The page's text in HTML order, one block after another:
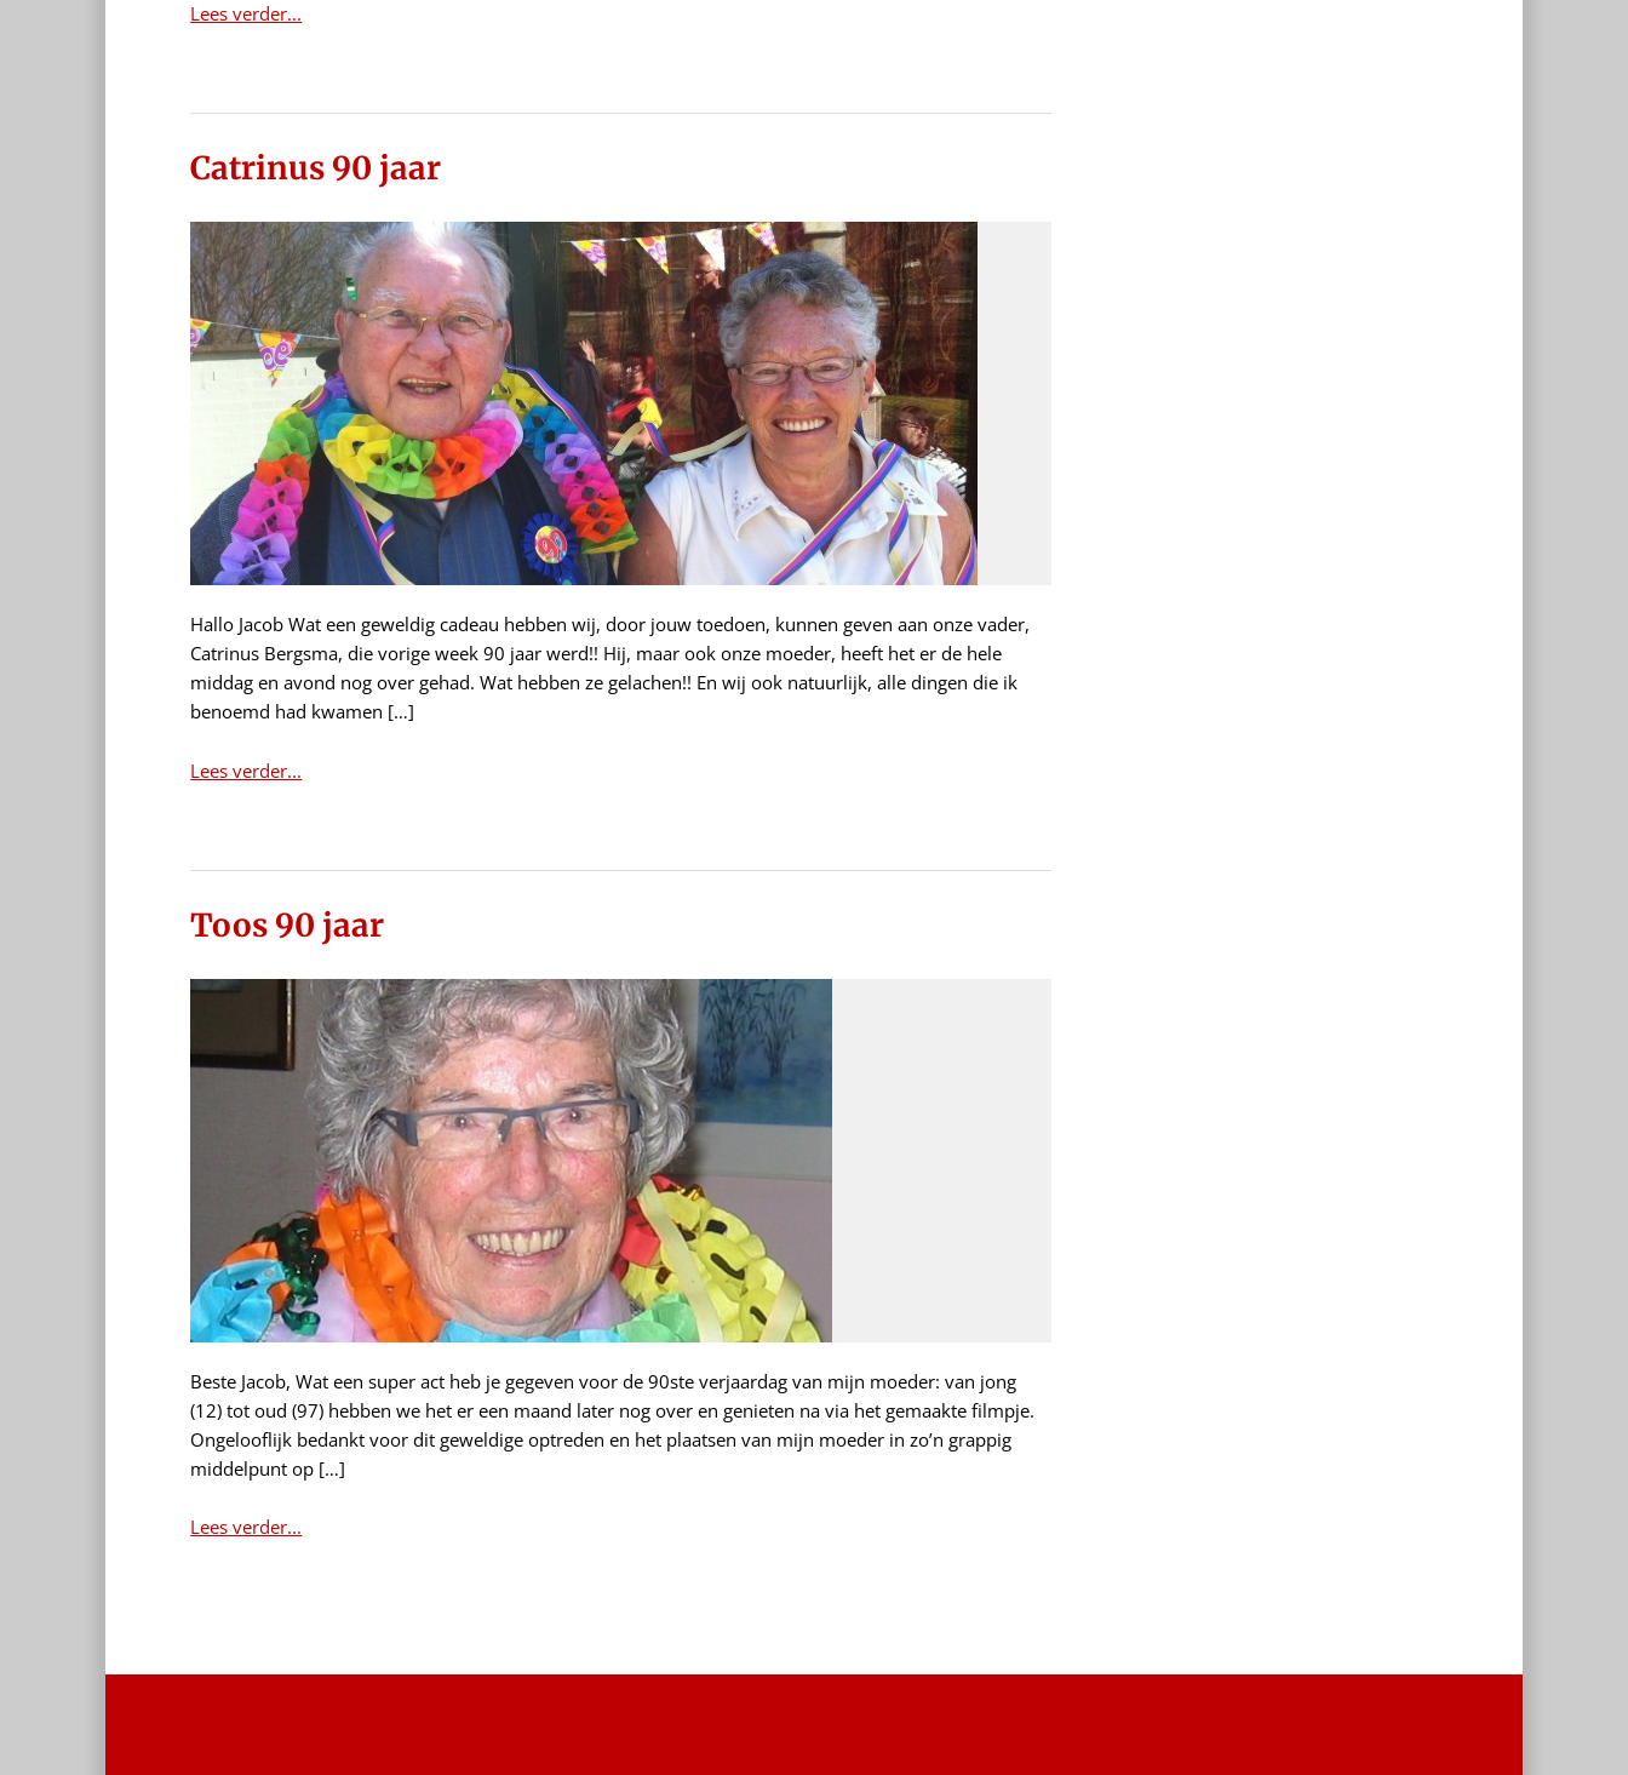
Lees verder...
Catrinus 90 jaar
Hallo Jacob Wat een geweldig cadeau hebben wij, door jouw toedoen, kunnen geven aan onze vader,
Catrinus Bergsma, die vorige week 90 jaar werd!! Hij, maar ook onze moeder, heeft het er de hele
middag en avond nog over gehad. Wat hebben ze gelachen!! En wij ook natuurlijk, alle dingen die ik
benoemd had kwamen […]
Lees verder...
Toos 90 jaar
Beste Jacob, Wat een super act heb je gegeven voor de 90ste verjaardag van mijn moeder: van jong
(12) tot oud (97) hebben we het er een maand later nog over en genieten na via het gemaakte filmpje.
Ongelooflijk bedankt voor dit geweldige optreden en het plaatsen van mijn moeder in zo’n grappig
middelpunt op […]
Lees verder...